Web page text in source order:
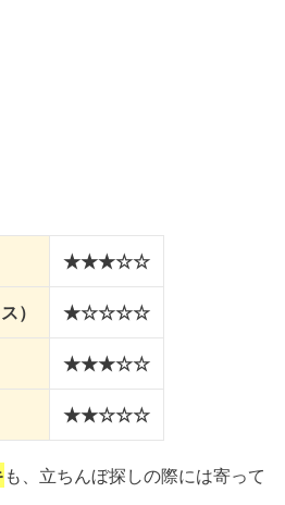
★★★☆☆
） ★☆☆☆☆
★★★☆☆
★★☆☆☆
も、立ちんぼ探しの際には寄って